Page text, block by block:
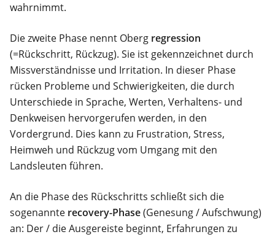
wahrnimmt.
Die zweite Phase nennt Oberg regression
(=Rückschritt, Rückzug). Sie ist gekennzeichnet durch
Missverständnisse und Irritation. In dieser Phase
rücken Probleme und Schwierigkeiten, die durch
Unterschiede in Sprache, Werten, Verhaltens- und
Denkweisen hervorgerufen werden, in den
Vordergrund. Dies kann zu Frustration, Stress,
Heimweh und Rückzug vom Umgang mit den
Landsleuten führen.
An die Phase des Rückschritts schließt sich die
sogenannte recovery-Phase(Genesung / Aufschwung)
an: Der / die Ausgereiste beginnt, Erfahrungen zu